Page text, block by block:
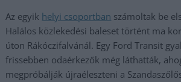
Az egyik helyi csoportban számoltak be
Halálos közlekedési baleset történt ma
úton Rákóczifalvánál. Egy Ford Transit
frissebben odaérkezők még láthatták,
megpróbálják újraéleszteni a